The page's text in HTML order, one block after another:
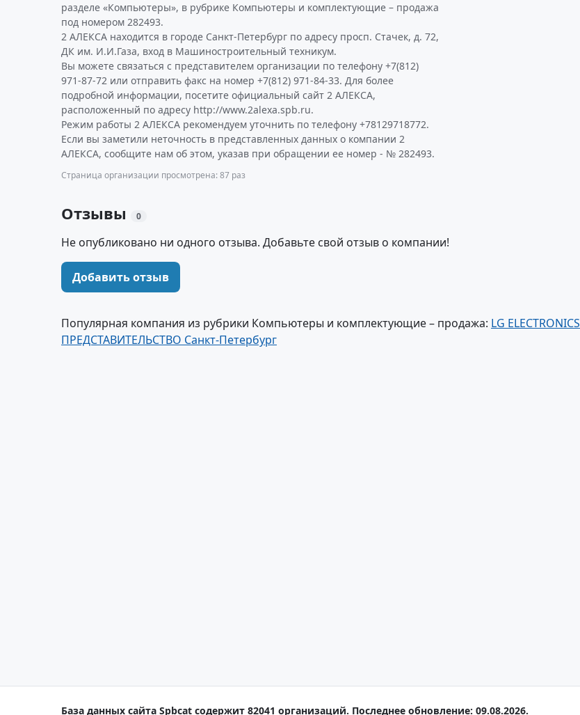
разделе «Компьютеры», в рубрике Компьютеры и комплектующие – продажа
под номером 282493.
2 АЛЕКСА находится в городе Санкт-Петербург по адресу просп. Стачек, д. 72,
ДК им. И.И.Газа, вход в Машиностроительный техникум.
Вы можете связаться с представителем организации по телефону +7(812)
971-87-72 или отправить факс на номер +7(812) 971-84-33. Для более
подробной информации, посетите официальный сайт 2 АЛЕКСА,
расположенный по адресу http://www.2alexa.spb.ru.
Режим работы 2 АЛЕКСА рекомендуем уточнить по телефону +78129718772.
Если вы заметили неточность в представленных данных о компании 2
АЛЕКСА, сообщите нам об этом, указав при обращении ее номер - № 282493.
Страница организации просмотрена: 87 раз
Отзывы 0
Не опубликовано ни одного отзыва. Добавьте свой отзыв о компании!
Добавить отзыв
Популярная компания из рубрики Компьютеры и комплектующие – продажа: LG ELECTRONICS
ПРЕДСТАВИТЕЛЬСТВО Санкт-Петербург
База данных сайта Spbcat содержит 82041 организаций. Последнее обновление: 09.08.2026.